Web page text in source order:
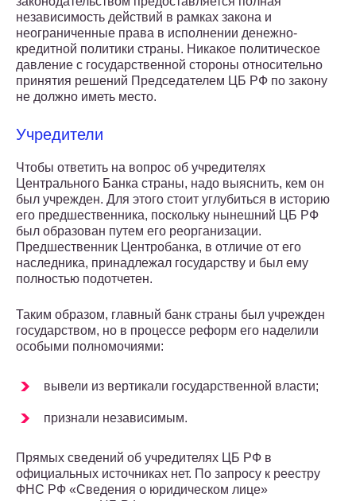
независимость действий в рамках закона и
неограниченные права в исполнении денежно-
кредитной политики страны. Никакое политическое
давление с государственной стороны относительно
принятия решений Председателем ЦБ РФ по закону
не должно иметь место.
Учредители
Чтобы ответить на вопрос об учредителях
Центрального Банка страны, надо выяснить, кем он
был учрежден. Для этого стоит углубиться в историю
его предшественника, поскольку нынешний ЦБ РФ
был образован путем его реорганизации.
Предшественник Центробанка, в отличие от его
наследника, принадлежал государству и был ему
полностью подотчетен.
Таким образом, главный банк страны был учрежден
государством, но в процессе реформ его наделили
особыми полномочиями:
вывели из вертикали государственной власти;
признали независимым.
Прямых сведений об учредителях ЦБ РФ в
официальных источниках нет. По запросу к реестру
ФНС РФ «Сведения о юридическом лице»